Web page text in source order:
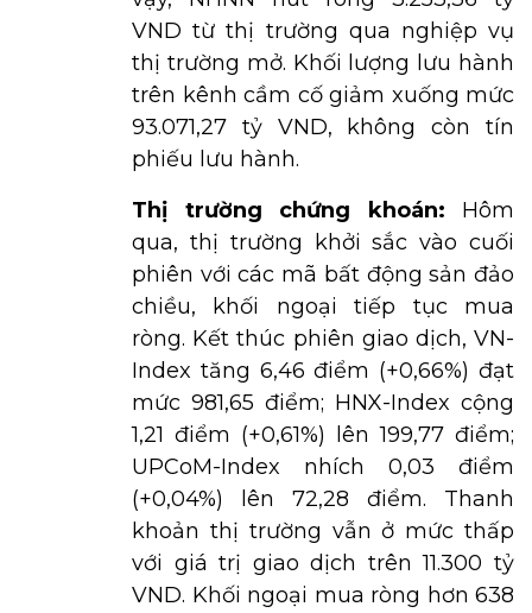
VND từ thị trường qua nghiệp vụ
thị trường mở. Khối lượng lưu hành
trên kênh cầm cố giảm xuống mức
93.071,27 tỷ VND, không còn tín
phiếu lưu hành.
Thị trường chứng khoán: Hôm
qua, thị trường khởi sắc vào cuối
phiên với các mã bất động sản đảo
chiều, khối ngoại tiếp tục mua
ròng. Kết thúc phiên giao dịch, VN-
Index tăng 6,46 điểm (+0,66%) đạt
mức 981,65 điểm; HNX-Index cộng
1,21 điểm (+0,61%) lên 199,77 điểm;
UPCoM-Index nhích 0,03 điểm
(+0,04%) lên 72,28 điểm. Thanh
khoản thị trường vẫn ở mức thấp
với giá trị giao dịch trên 11.300 tỷ
VND. Khối ngoại mua ròng hơn 638